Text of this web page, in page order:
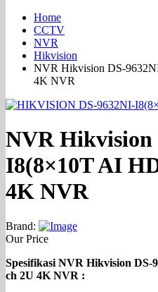
Home
CCTV
NVR
Hikvision
NVR Hikvision DS-
4K NVR
NVR Hikvision
I8(8×10T AI
4K NVR
Brand:
Our Price
Spesifikasi NVR Hikvision
ch 2U 4K NVR :